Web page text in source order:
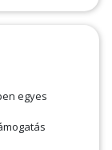
egyes